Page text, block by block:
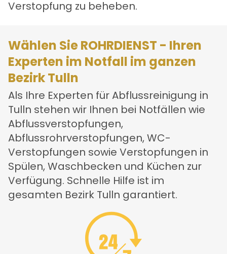
Verstopfung zu beheben.
Wählen Sie ROHRDIENST - Ihren
Experten im Notfall im ganzen
Bezirk Tulln
Als Ihre Experten für Abflussreinigung in
Tulln stehen wir Ihnen bei Notfällen wie
Abflussverstopfungen,
Abflussrohrverstopfungen, WC-
Verstopfungen sowie Verstopfungen in
Spülen, Waschbecken und Küchen zur
Verfügung. Schnelle Hilfe ist im
gesamten Bezirk Tulln garantiert.